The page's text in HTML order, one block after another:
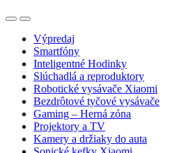
OpenClose
Výpredaj
Smartfóny
Inteligentné Hodinky
Slúchadlá a reproduktory
Robotické vysávače Xiaomi
Bezdrôtové tyčové vysávače
Gaming – Herná zóna
Projektory a TV
Kamery a držiaky do auta